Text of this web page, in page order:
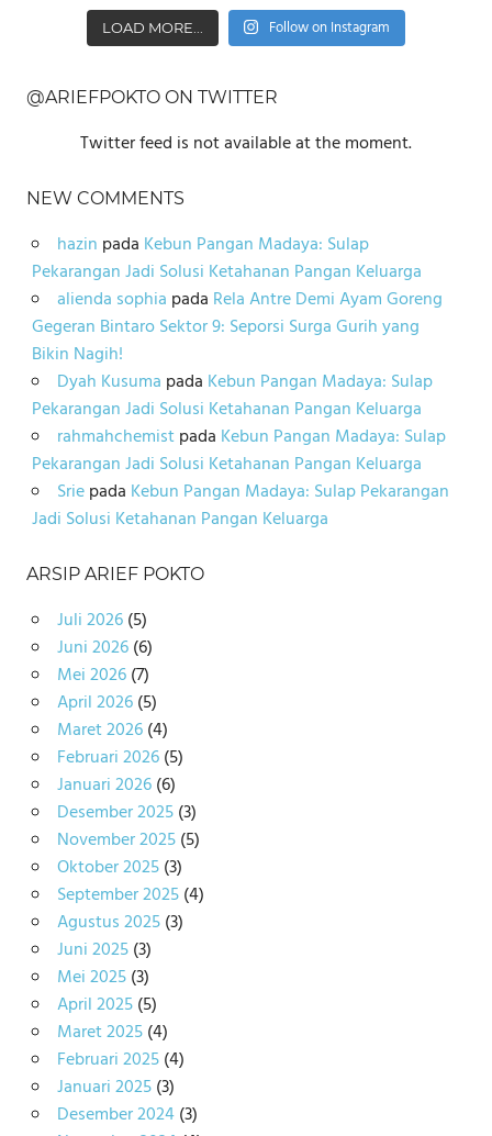
LOAD MORE... Follow on Instagram
@ARIEFPOKTO ON TWITTER
Twitter feed is not available at the moment.
NEW COMMENTS
hazin pada Kebun Pangan Madaya: Sulap
Pekarangan Jadi Solusi Ketahanan Pangan Keluarga
alienda sophia pada Rela Antre Demi Ayam Goreng
Gegeran Bintaro Sektor 9: Seporsi Surga Gurih yang
Bikin Nagih!
Dyah Kusuma pada Kebun Pangan Madaya: Sulap
Pekarangan Jadi Solusi Ketahanan Pangan Keluarga
rahmahchemistpada Kebun Pangan Madaya: Sulap
Pekarangan Jadi Solusi Ketahanan Pangan Keluarga
Sriepada Kebun Pangan Madaya: Sulap Pekarangan
Jadi Solusi Ketahanan Pangan Keluarga
ARSIP ARIEF POKTO
Juli 2026(5)
Juni 2026(6)
Mei 2026(7)
April 2026(5)
Maret 2026(4)
Februari 2026(5)
Januari 2026(6)
Desember 2025(3)
November 2025(5)
Oktober 2025(3)
September 2025(4)
Agustus 2025(3)
Juni 2025(3)
Mei 2025(3)
April 2025(5)
Maret 2025(4)
Februari 2025(4)
Januari 2025(3)
Desember 2024(3)